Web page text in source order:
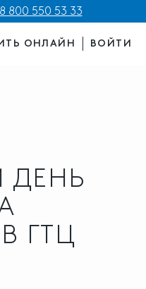
8 800 550 53 33
ОНЛАЙН ВОЙТИ
ДЕНЬ
ГТЦ